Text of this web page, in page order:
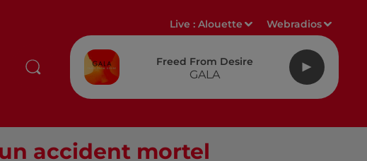
Live :Alouette Webradios
Freed From Desire
GALA
accident mortel